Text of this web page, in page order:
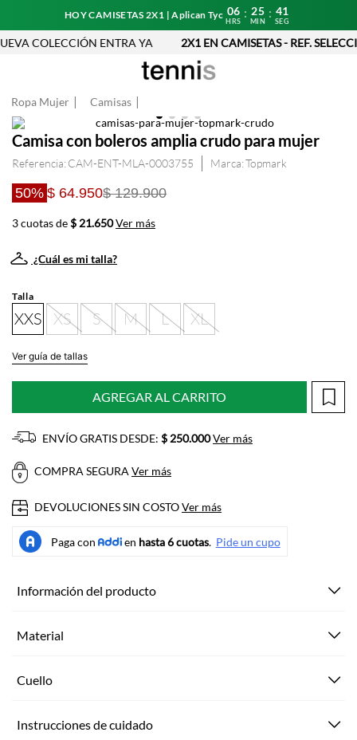
HOY CAMISETAS 2X1 | Aplican Tyc 06
HRS
: 25
MIN
: 41
SEG
COLECCIÓN ENTRA YA 2X1 EN CAMISETAS - REF.
Ropa Mujer Camisas
Camisa con boleros amplia crudo para mujer
Referencia: CAM-ENT-MLA-0003755 Topmark
50% $ 64.950$ 129.900
3 cuotas de$ 21.650Ver más
¿Cuál es mi talla?
Talla
XXS XS S M L XL
Ver guía de tallas
AGREGAR AL CARRITO
ENVÍO GRATIS DESDE: $ 250.000Ver más
COMPRA SEGURA Ver más
DEVOLUCIONES SIN COSTOVer más
Información del producto
Material
Cuello
Instrucciones de cuidado